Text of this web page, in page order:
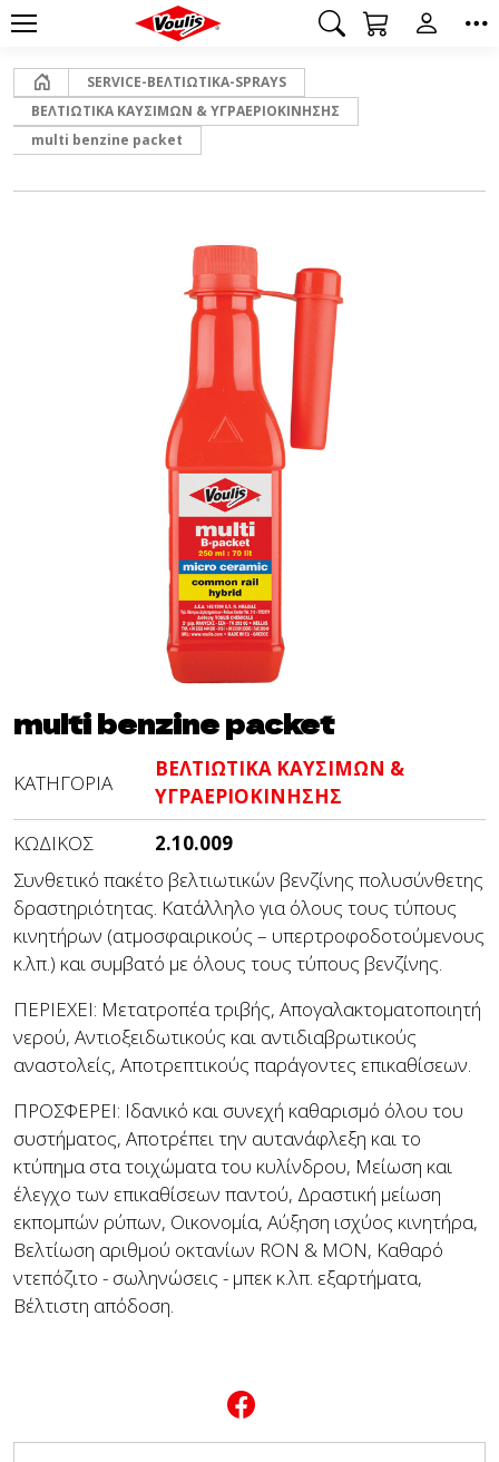
Αρχική
SERVICE-ΒΕΛΤΙΩΤΙΚΑ-SPRAYS
ΒΕΛΤΙΩΤΙΚΑ ΚΑΥΣΙΜΩΝ & ΥΓΡΑΕΡΙΟΚΙΝΗΣΗΣ
multi benzine packet
multi benzine packet
ΚΑΤΗΓΟΡΊΑ
ΒΕΛΤΙΩΤΙΚΑ ΚΑΥΣΙΜΩΝ &
ΥΓΡΑΕΡΙΟΚΙΝΗΣΗΣ
ΚΩΔΙΚΌΣ
2.10.009
Συνθετικό πακέτο βελτιωτικών βενζίνης πολυσύνθετης
δραστηριότητας. Κατάλληλο για όλους τους τύπους
κινητήρων (ατμοσφαιρικούς – υπερτροφοδοτούμενους
κ.λπ.) και συμβατό με όλους τους τύπους βενζίνης.
ΠΕΡΙΕΧΕΙ: Μετατροπέα τριβής, Απογαλακτοματοποιητή
νερού, Αντιοξειδωτικούς και αντιδιαβρωτικούς
αναστολείς, Αποτρεπτικούς παράγοντες επικαθίσεων.
ΠΡΟΣΦΕΡΕΙ: Ιδανικό και συνεχή καθαρισμό όλου του
συστήματος, Αποτρέπει την αυτανάφλεξη και το
κτύπημα στα τοιχώματα του κυλίνδρου, Μείωση και
έλεγχο των επικαθίσεων παντού, Δραστική μείωση
εκπομπών ρύπων, Οικονομία, Αύξηση ισχύος κινητήρα,
Βελτίωση αριθμού οκτανίων RON & MON, Καθαρό
ντεπόζιτο - σωληνώσεις - μπεκ κ.λπ. εξαρτήματα,
Βέλτιστη απόδοση.